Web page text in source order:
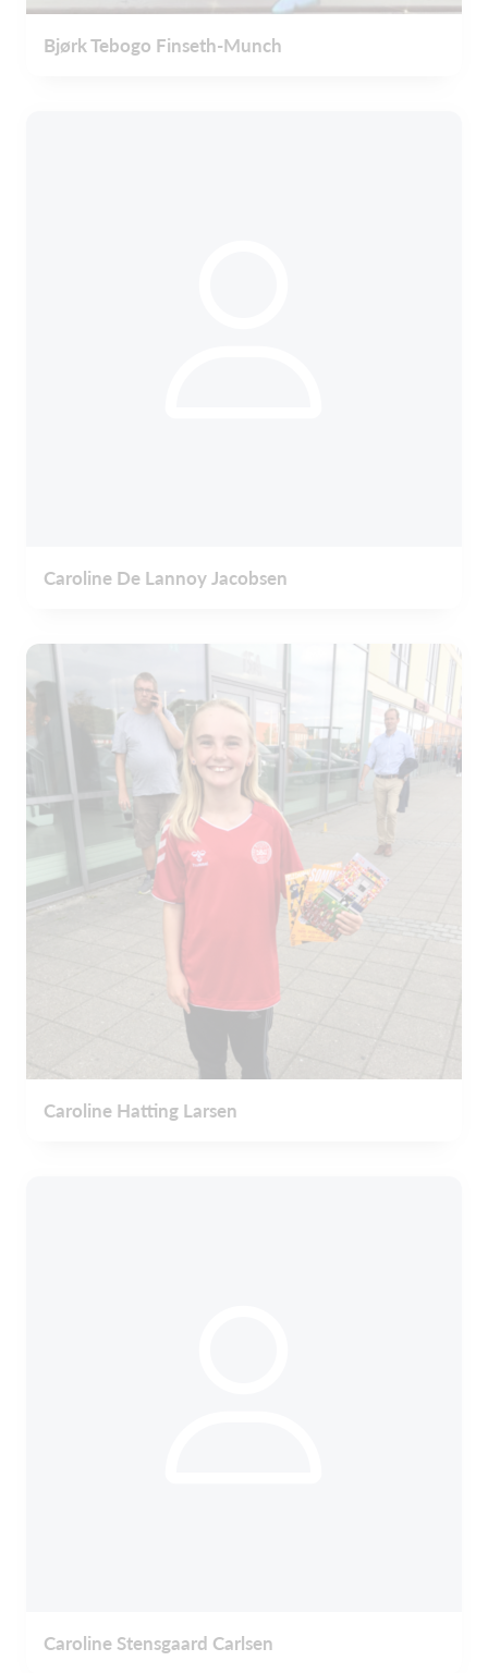
Bjørk Tebogo Finseth-Munch
Caroline De Lannoy Jacobsen
Caroline Hatting Larsen
Caroline Stensgaard Carlsen